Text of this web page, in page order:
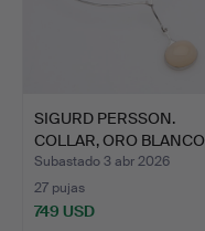
SIGURD PERSSON.
COLLAR, ORO BLANCO
DE 18 Q…
Subastado 3 abr 2026
27 pujas
749 USD